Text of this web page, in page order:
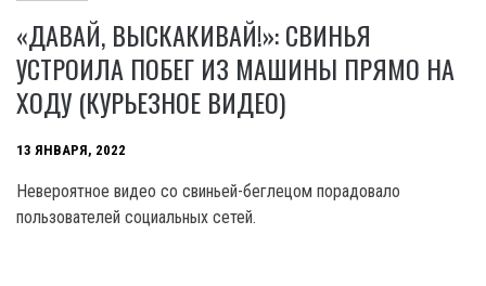
«ДАВАЙ, ВЫСКАКИВАЙ!»: СВИНЬЯ
УСТРОИЛА ПОБЕГ ИЗ МАШИНЫ ПРЯМО НА
ХОДУ (КУРЬЕЗНОЕ ВИДЕО)
13 ЯНВАРЯ, 2022
Невероятное видео со свиньей-беглецом порадовало
пользователей социальных сетей.